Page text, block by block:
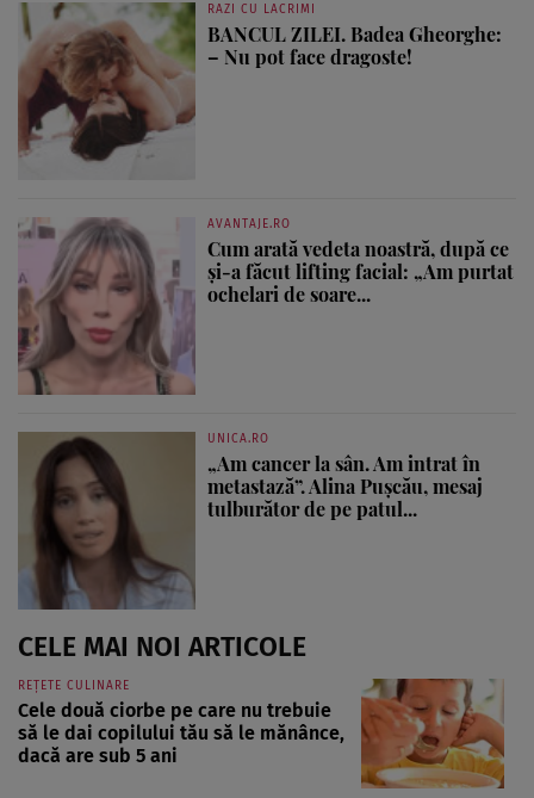
RAZI CU LACRIMI
BANCUL ZILEI. Badea Gheorghe:
– Nu pot face dragoste!
AVANTAJE.RO
Cum arată vedeta noastră, după ce
și-a făcut lifting facial: „Am purtat
ochelari de soare...
UNICA.RO
„Am cancer la sân. Am intrat în
metastază”. Alina Pușcău, mesaj
tulburător de pe patul...
CELE MAI NOI ARTICOLE
REȚETE CULINARE
Cele două ciorbe pe care nu trebuie
să le dai copilului tău să le mănânce,
dacă are sub 5 ani